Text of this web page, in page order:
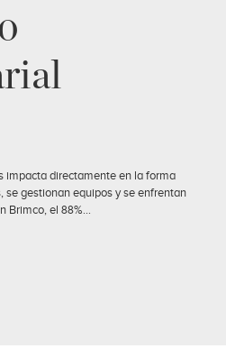
impacta directamente en la forma
se gestionan equipos y se enfrentan
Brimco, el 88%...